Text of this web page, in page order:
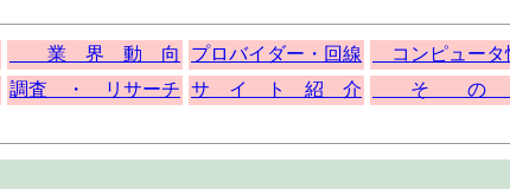
業 界 動 向 プロバイダー・回線
コンピュータ
調査 ・ リサーチ サ イ ト 紹 介 そ の